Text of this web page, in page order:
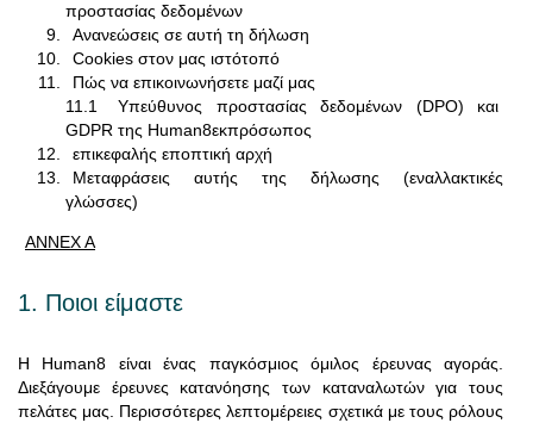
προστασίας δεδομένων
Ανανεώσεις σε αυτή τη δήλωση
Cookies στον μας ιστότοπό
Πώς να επικοινωνήσετε μαζί μας
11.1
Υπεύθυνος προστασίας δεδομένων (DPO) και
GDPR της Human8εκπρόσωπος
επικεφαλής εποπτική αρχή
Μεταφράσεις αυτής της δήλωσης (εναλλακτικές
γλώσσες)
ANNEX A
1. Ποιοι είμαστε
Η Human8 είναι ένας παγκόσμιος όμιλος έρευνας αγοράς.
Διεξάγουμε έρευνες κατανόησης των καταναλωτών για τους
πελάτες μας. Περισσότερες λεπτομέρειες σχετικά με τους ρόλους